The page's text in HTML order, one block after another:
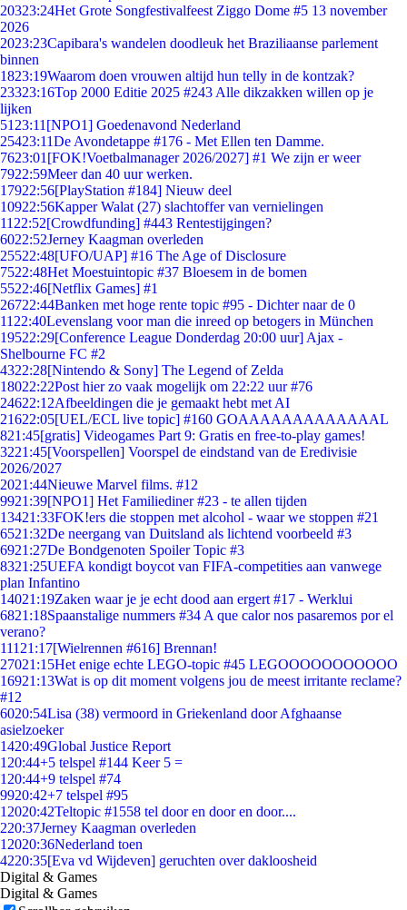
20323:24Het Grote Songfestivalfeest Ziggo Dome #5 13 november
2026
2023:23Capibara's wandelen doodleuk het Braziliaanse parlement
binnen
1823:19Waarom doen vrouwen altijd hun telly in de kontzak?
23323:16Top 2000 Editie 2025 #243 Alle dikzakken willen op je
lijken
51 23:11 [NPO1] Goedenavond Nederland
25423:11De Avondetappe #176 - Met Ellen ten Damme.
7623:01 [FOK!Voetbalmanager 2026/2027] #1 We zijn er weer
7922:59Meer dan 40 uur werken.
17922:56[PlayStation #184] Nieuw deel
10922:56Kapper Walat (27) slachtoffer van vernielingen
11 22:52[Crowdfunding] #443 Rentestijgingen?
6022:52Jerney Kaagman overleden
25522:48[UFO/UAP] #16 The Age of Disclosure
7522:48Het Moestuintopic #37 Bloesem in de bomen
5522:46[Netflix Games] #1
26722:44Banken met hoge rente topic #95 - Dichter naar de 0
11 22:40Levenslang voor man die inreed op betogers in München
19522:29[Conference League Donderdag 20:00 uur] Ajax -
Shelbourne FC #2
4322:28[Nintendo & Sony] The Legend of Zelda
18022:22Post hier zo vaak mogelijk om 22:22 uur #76
24622:12Afbeeldingen die je gemaakt hebt met AI
21622:05[UEL/ECL live topic] #160 GOAAAAAAAAAAAAAL
821:45[gratis] Videogames Part 9: Gratis en free-to-play games!
3221:45[Voorspellen] Voorspel de eindstand van de Eredivisie
2026/2027
2021:44Nieuwe Marvel films. #12
9921:39[NPO1] Het Familiediner #23 - te allen tijden
13421:33FOK!ers die stoppen met alcohol - waar we stoppen #21
6521:32De neergang van Duitsland als lichtend voorbeeld #3
6921:27De Bondgenoten Spoiler Topic #3
8321:25UEFA kondigt boycot van FIFA-competities aan vanwege
plan Infantino
14021:19Zaken waar je je echt dood aan ergert #17 - Werklui
6821:18Spaanstalige nummers #34 A que calor nos pasaremos por el
verano?
111 21:17[Wielrennen #616] Brennan!
27021:15Het enige echte LEGO-topic #45 LEGOOOOOOOOOOO
16921:13Wat is op dit moment volgens jou de meest irritante reclame?
#12
6020:54Lisa (38) vermoord in Griekenland door Afghaanse
asielzoeker
1420:49Global Justice Report
1 20:44+5 telspel #144 Keer 5 =
1 20:44+9 telspel #74
9920:42+7 telspel #95
12020:42Teltopic #1558 tel door en door en door....
220:37Jerney Kaagman overleden
12020:36Nederland toen
4220:35[Eva vd Wijdeven] geruchten over dakloosheid
Digital & Games
Digital & Games